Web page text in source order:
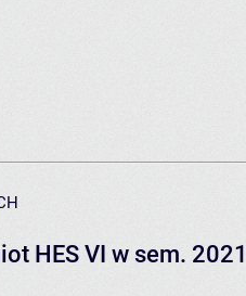
HES VI w sem.